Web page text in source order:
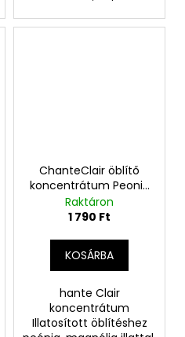
ChanteClair öblítő
koncentrátum Peonia
Magnolia 57 mosás
Raktáron
1 790 Ft
KOSÁRBA
hante Clair
koncentrátum
Illatosított öblítéshez